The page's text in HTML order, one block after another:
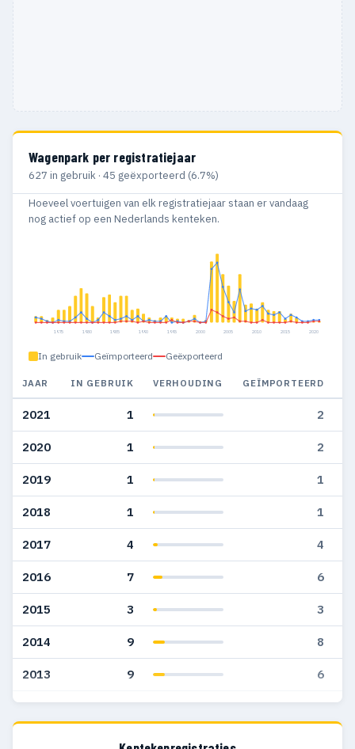
Wagenpark per registratiejaar
627 in gebruik · 45 geëxporteerd (6.7%)
Hoeveel voertuigen van elk registratiejaar staan er vandaag
nog actief op een Nederlands kenteken.
1975 1980 1985 1990 1995 2000 2005 2010 2015 2020
In gebruik Geïmporteerd Geëxporteerd
JAAR IN GEBRUIK VERHOUDING GEÏMPORTEERD
2021 1 2
2020 1 2
2019 1 1
2018 1 1
2017 4 4
2016 7 6
2015 3 3
2014 9 8
2013 9 6
2012 10 7